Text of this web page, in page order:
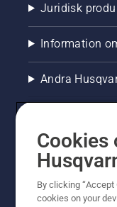
Juridisk
Information
Andra
Cookies
By clicking
cookies on your